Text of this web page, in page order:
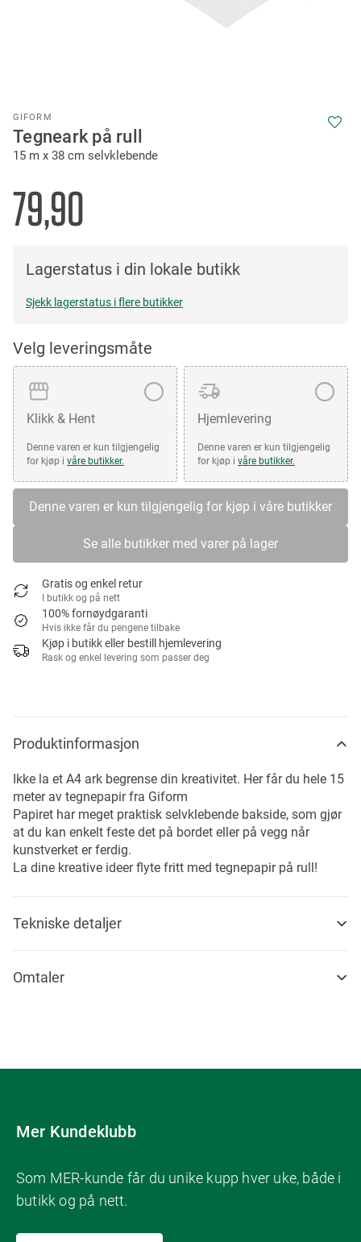
GIFORM
Tegneark på rull
15 m x 38 cm selvklebende
79,90
Lagerstatus i din lokale butikk
Sjekk lagerstatus i flere butikker
Velg leveringsmåte
Klikk & Hent
Denne varen er kun tilgjengelig
for kjøp i våre butikker.
Hjemlevering
Denne varen er kun tilgjengelig
for kjøp i våre butikker.
Denne varen er kun tilgjengelig for kjøp i våre butikker
Se alle butikker med varer på lager
Gratis og enkel retur
I butikk og på nett
100% fornøydgaranti
Hvis ikke får du pengene tilbake
Kjøp i butikk eller bestill hjemlevering
Rask og enkel levering som passer deg
to
the
beginning
the
images
gallery
Produktinformasjon
Ikke la et A4 ark begrense din kreativitet. Her får du hele 15
meter av tegnepapir fra Giform
Papiret har meget praktisk selvklebende bakside, som gjør
at du kan enkelt feste det på bordet eller på vegg når
kunstverket er ferdig.
La dine kreative ideer flyte fritt med tegnepapir på rull!
Tekniske detaljer
Omtaler
Mer Kundeklubb
Som MER-kunde får du unike kupp hver uke, både i
butikk og på nett.